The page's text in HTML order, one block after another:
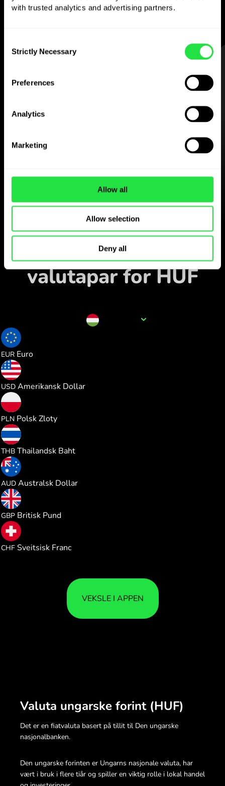
with trusted analytics and advertising partners.
Selection
Strictly Necessary
Preferences
Analytics
Marketing
Allow all
Allow selection
Deny all
ta ut fra minibanker uten
provisjon, betal med flervalutakortet
ZEN.COM-appen gratis
og registrer deg på få
Følg populære
valutapar for HUF
EUR Euro
USD Amerikansk Dollar
PLN Polsk Zloty
THB Thailandsk Baht
AUD Australsk Dollar
GBP Britisk Pund
CHF Sveitsisk Franc
VEKSLE I APPEN
Valuta ungarske forint (HUF)
Det er en fiatvaluta basert på tillit til Den ungarske
nasjonalbanken.
Den ungarske forinten er Ungarns nasjonale valuta, har
vært i bruk i flere tiår og spiller en viktig rolle i lokal handel